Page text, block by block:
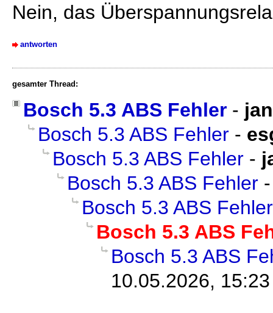
Nein, das
antworten
gesamter Thread:
Bosch 5.3 ABS Fehler -
Bosch 5.3 ABS Fehler -
Bosch 5.3 ABS Fehler -
Bosch 5.3 ABS Fehler
Bosch 5.3 ABS Fehler
Bosch 5.3 ABS
Bosch 5.3 ABS
10.05.2026, 15:23